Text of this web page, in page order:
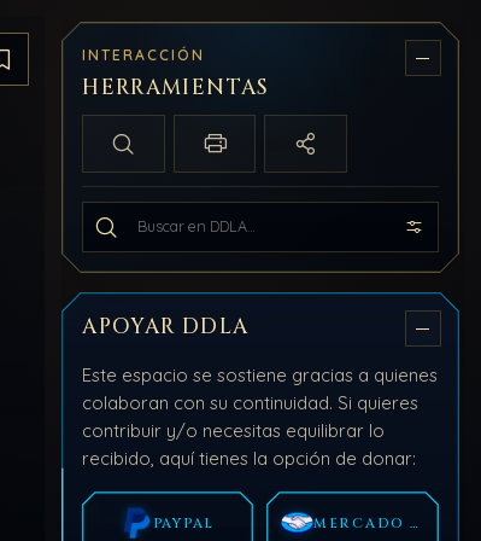
Guardar artículo
INTERACCIÓN
HERRAMIENTAS
Búsqueda localImprimir / PDFCompartir
Buscar en todo DDLA
APOYAR DDLA
Este espacio se sostiene gracias a quienes
colaboran con su continuidad. Si quieres
contribuir y/o necesitas equilibrar lo
recibido, aquí tienes la opción de donar:
PAYPAL MERCADO PAGO